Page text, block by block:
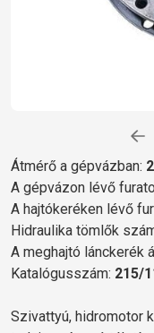
Átmérő a gépvázban:
A gépvázon lévő
A hajtókeréken lévő
Hidraulika tömlők
A meghajtó lánckerék
Katalógusszám: 215/
Szivattyú, hidromotor